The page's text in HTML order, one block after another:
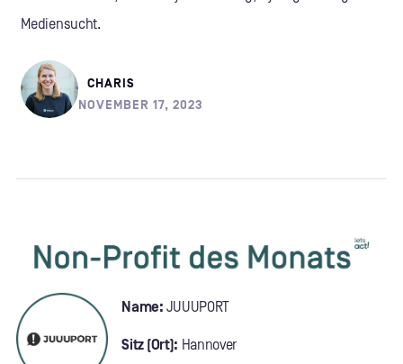
Mediensucht.
CHARIS
NOVEMBER 17, 2023
Name: JUUUPORT
Sitz (Ort): Hannover